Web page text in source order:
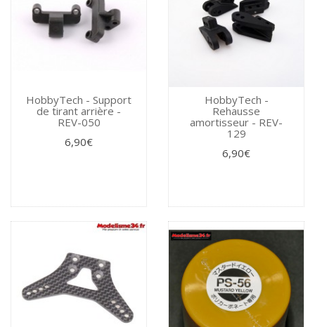
HobbyTech - Support
de tirant arrière -
REV-050
6,90€
HobbyTech -
Rehausse
amortisseur - REV-
129
6,90€